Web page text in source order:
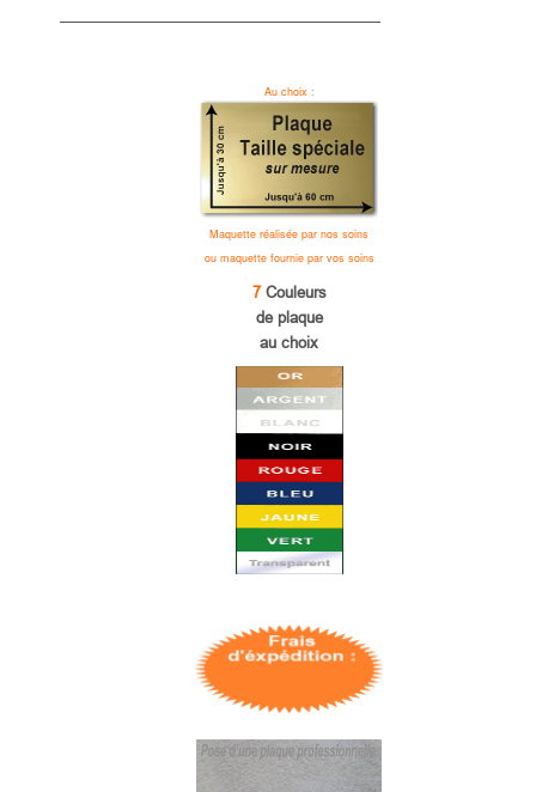
Au choix :
Maquette réalisée par nos soins
ou maquette fournie par vos soins
7 Couleurs
de plaque
au choix